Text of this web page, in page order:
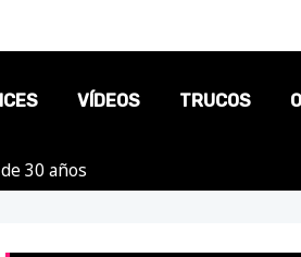
VÍDEOS TRUCOS
30 años